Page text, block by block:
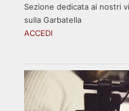
Sezione dedicata ai nostri
sulla Garbatella
ACCEDI